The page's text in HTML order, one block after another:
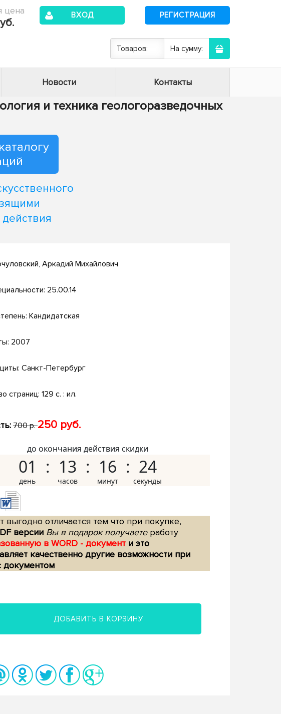
цена ВХОД РЕГИСТРАЦИЯ
Товаров: На сумму:
Новости Контакты
и техника геологоразведочных
Аркадий Михайлович
25.00.14
Кандидатская
2007
Санкт-Петербург
страниц: 129 с. : ил.
700 р.250 руб.
до окончания действия скидки
01 13 16 23
выгодно отличается тем что при покупке,
версии Вы в подарок получаетеработу
в WORD - документ и это
качественно другие возможности при
документом
ДОБАВИТЬ В КОРЗИНУ